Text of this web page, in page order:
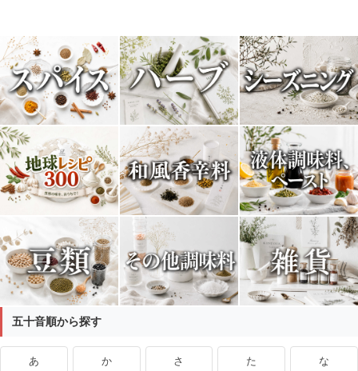
五十音順から探す
あ か さ た な